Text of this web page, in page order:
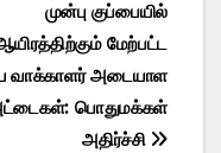
முன்பு குப்பையில்
மேற்பட்ட
வாக்காளர் அடையாள
பொதுமக்கள்
அதிர்ச்சி